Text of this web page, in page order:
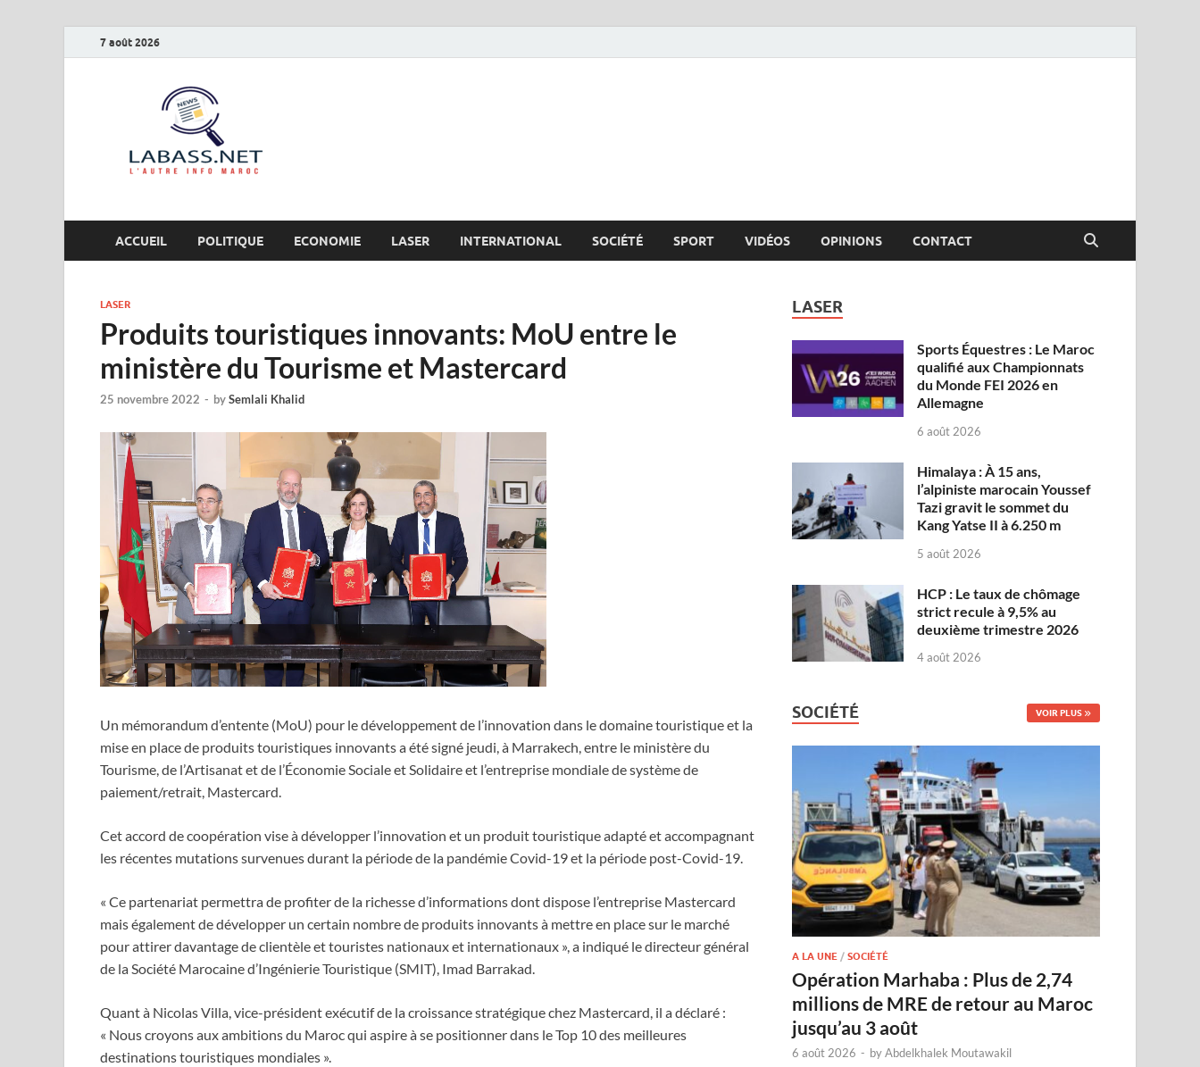
7 août 2026
ACCUEIL POLITIQUE ECONOMIE LASER INTERNATIONAL SOCIÉTÉ SPORT VIDÉOS OPINIONS CONTACT
LASER
Produits touristiques innovants: MoU entre le
ministère du Tourisme et Mastercard
25 novembre 2022 - bySemlali Khalid
Un mémorandum d’entente (MoU) pour le développement de l’innovation dans le domaine touristique et la
mise en place de produits touristiques innovants a été signé jeudi, à Marrakech, entre le ministère du
Tourisme, de l’Artisanat et de l’Économie Sociale et Solidaire et l’entreprise mondiale de système de
paiement/retrait, Mastercard.
Cet accord de coopération vise à développer l’innovation et un produit touristique adapté et accompagnant
les récentes mutations survenues durant la période de la pandémie Covid-19 et la période post-Covid-19.
« Ce partenariat permettra de profiter de la richesse d’informations dont dispose l’entreprise Mastercard
mais également de développer un certain nombre de produits innovants à mettre en place sur le marché
pour attirer davantage de clientèle et touristes nationaux et internationaux », a indiqué le directeur général
de la Société Marocaine d’Ingénierie Touristique (SMIT), Imad Barrakad.
Quant à Nicolas Villa, vice-président exécutif de la croissance stratégique chez Mastercard, il a déclaré :
« Nous croyons aux ambitions du Maroc qui aspire à se positionner dans le Top 10 des meilleures
destinations touristiques mondiales ».
LASER
Sports Équestres : Le Maroc
qualifié aux Championnats
du Monde FEI 2026 en
Allemagne
6 août 2026
Himalaya : À 15 ans,
l’alpiniste marocain Youssef
Tazi gravit le sommet du
Kang Yatse II à 6.250 m
5 août 2026
HCP : Le taux de chômage
strict recule à 9,5% au
deuxième trimestre 2026
4 août 2026
SOCIÉTÉ VOIR PLUS
A LA UNE /SOCIÉTÉ
Opération Marhaba : Plus de 2,74
millions de MRE de retour au Maroc
jusqu’au 3 août
6 août 2026 - byAbdelkhalek Moutawakil